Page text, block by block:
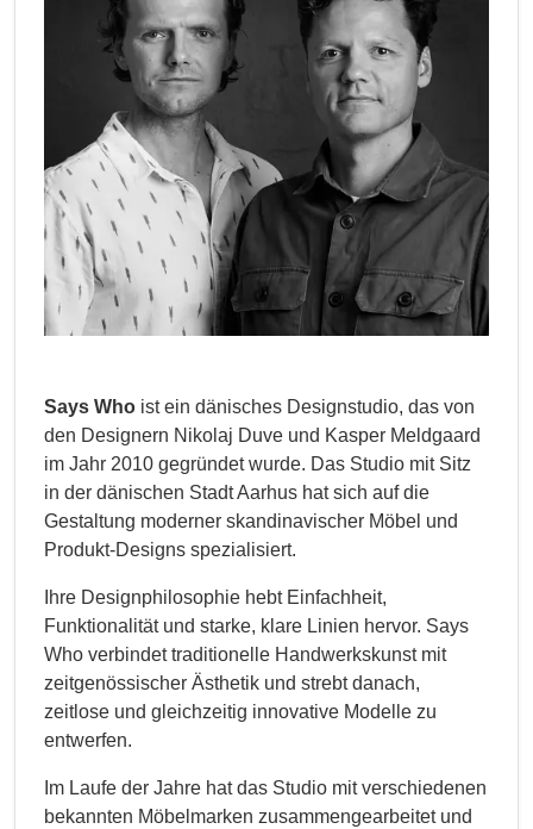
Says Who ist ein dänisches Designstudio, das von
den Designern Nikolaj Duve und Kasper Meldgaard
im Jahr 2010 gegründet wurde. Das Studio mit Sitz
in der dänischen Stadt Aarhus hat sich auf die
Gestaltung moderner skandinavischer Möbel und
Produkt-Designs spezialisiert.
Ihre Designphilosophie hebt Einfachheit,
Funktionalität und starke, klare Linien hervor. Says
Who verbindet traditionelle Handwerkskunst mit
zeitgenössischer Ästhetik und strebt danach,
zeitlose und gleichzeitig innovative Modelle zu
entwerfen.
Im Laufe der Jahre hat das Studio mit verschiedenen
bekannten Möbelmarken zusammengearbeitet und